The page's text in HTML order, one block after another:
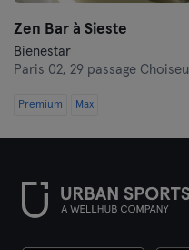
Zen Bar à Sieste
Bienestar
Paris 02, 29 passage Choiseul
Premium Max